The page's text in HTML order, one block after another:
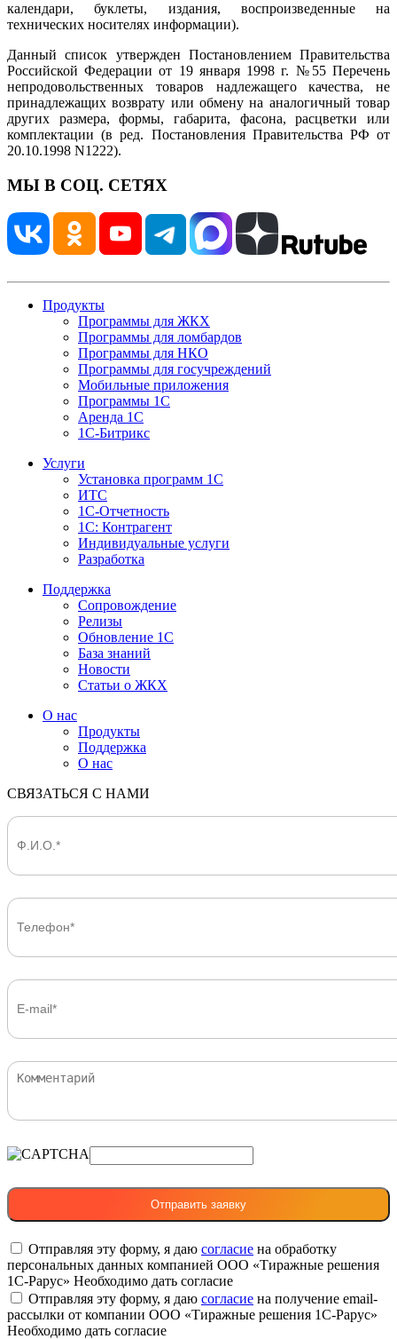
календари, буклеты, издания, воспроизведенные на
технических носителях информации).
Данный список утвержден Постановлением Правительства
Российской Федерации от 19 января 1998 г. №55 Перечень
непродовольственных товаров надлежащего качества, не
принадлежащих возврату или обмену на аналогичный товар
других размера, формы, габарита, фасона, расцветки или
комплектации (в ред. Постановления Правительства РФ от
20.10.1998 N1222).
МЫ В СОЦ. СЕТЯХ
Продукты
Программы для ЖКХ
Программы для ломбардов
Программы для НКО
Программы для госучреждений
Мобильные приложения
Программы 1С
Аренда 1С
1С-Битрикс
Услуги
Установка программ 1С
ИТС
1С-Отчетность
1С: Контрагент
Индивидуальные услуги
Разработка
Поддержка
Сопровождение
Релизы
Обновление 1С
База знаний
Новости
Статьи о ЖКХ
О нас
Продукты
Поддержка
О нас
СВЯЗАТЬСЯ С НАМИ
Отправляя эту форму, я даю согласие на обработку
персональных данных компанией ООО «Тиражные решения
1С-Рарус» Необходимо дать согласие
Отправляя эту форму, я даю согласие на получение email-
рассылки от компании ООО «Тиражные решения 1С-Рарус»
Необходимо дать согласие